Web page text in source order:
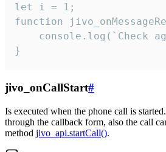
let i = 1;
function
}
jivo_onCallStart#
Is executed when the phone call is
through the callback form, also the call
method jivo_api.startCall().